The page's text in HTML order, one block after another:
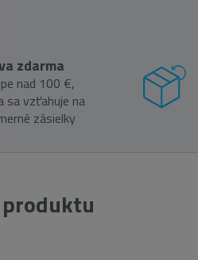
zdarma
nad 100 €,
sa vzťahuje na
zásielky